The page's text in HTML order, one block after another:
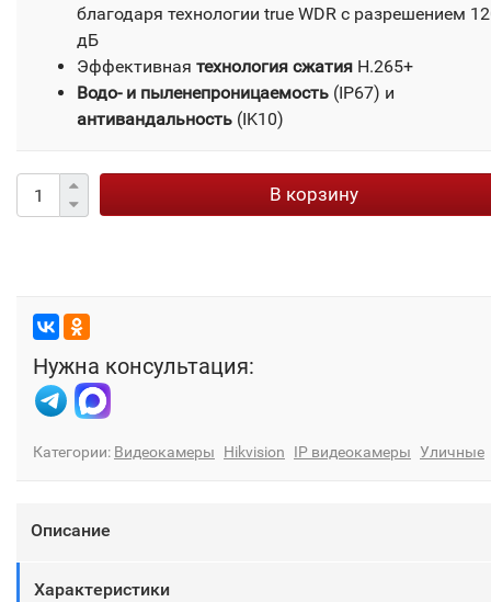
благодаря технологии true WDR с разрешением
дБ
Эффективная технология сжатия H.265+
Водо- и пыленепроницаемость (IP67) и
антивандальность (IK10)
В корзину
Нужна консультация:
Категории: Видеокамеры Hikvision IP видеокамеры Уличные
Описание
Характеристики